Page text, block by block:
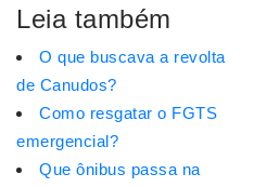
Leia também
O que buscava a revolta
de Canudos?
Como resgatar o FGTS
emergencial?
Que ônibus passa na